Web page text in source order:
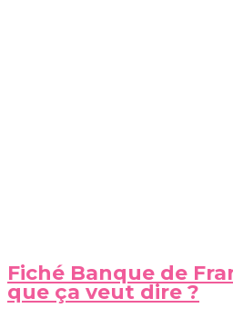
Fiché Banque de
que ça veut dire ?